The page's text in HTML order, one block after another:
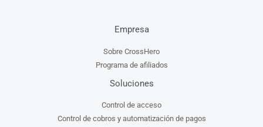
Empresa
Sobre CrossHero
Programa de afiliados
Soluciones
Control de acceso
Control de cobros y automatización de pagos